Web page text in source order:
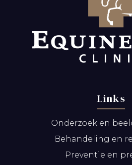
Links
Onderzoek en
Behandeling en
Preventie en